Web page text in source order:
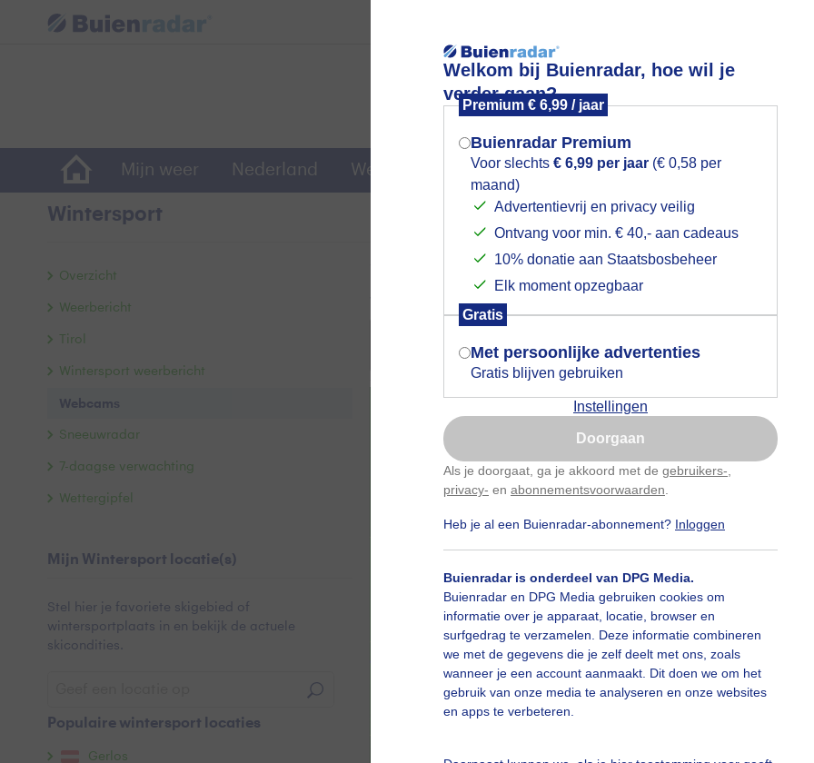
Welkom bij Buienradar, hoe wil je
verder gaan?
Premium € 6,99 / jaar
Buienradar Premium
Voor slechts € 6,99 per jaar (€ 0,58 per
maand)
Advertentievrij en privacy veilig
Ontvang voor min. € 40,- aan cadeaus
10% donatie aan Staatsbosbeheer
Elk moment opzegbaar
Gratis
Met persoonlijke advertenties
Gratis blijven gebruiken
Instellingen
Doorgaan
Als je doorgaat, ga je akkoord met de gebruikers-
privacy- en abonnementsvoorwaarden
Heb je al een Buienradar-abonnement? Inloggen
Buienradar is onderdeel van DPG Media.
Buienradar en DPG Media gebruiken cookies om
informatie over je apparaat, locatie, browser en
surfgedrag te verzamelen. Deze informatie combineren
we met de gegevens die je zelf deelt met ons, zoals
wanneer je een account aanmaakt. Dit doen we om het
gebruik van onze media te analyseren en onze websites
en apps te verbeteren.
Mijn weer Nederland Wereldwijd Foto en video Weerzine
Wintersport
Webcams in een plaats of skigebied in Oostenrijk
Overzicht
Weerbericht
Tirol
Wintersport weerbericht
Webcams
Sneeuwradar
7-daagse verwachting
Wettergipfel
Mijn Wintersport locatie(s)
Stel hier je favoriete skigebied of
wintersportplaats in en bekijk de actuele
skicondities.
Populaire wintersport locaties
Gerlos
Mogen we je locatie gebruiken voor
het weer?
Indien je hier nog geen akkoord op hebt
gegeven, verschijnt er zo een pop-up uit
je browser waarin deze toestemming
gevraagd wordt.
Is goed, toon de popup
Nu niet, misschien later
Gebruik je Safari en wil je niet elke dag deze pop-up
Klikhierom dit aan te passen